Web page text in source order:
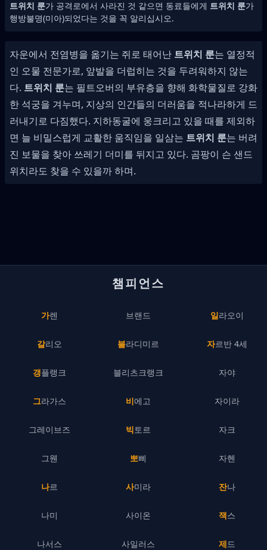
트위치 룬가 공격로에서 사라진 것 같으면 동료들에게 트위치 룬가
행방불명(미아)되었다는 것을 꼭 알리십시오.
자운에서 전염병을 옮기는 쥐로 태어난 트위치 룬는 열정적
인 오물 전문가로, 앞발을 더럽히는 것을 두려워하지 않는
다. 트위치 룬는 필트오버의 부유층을 향해 화학물질로 강화
한 석궁을 겨누며, 지상의 인간들의 더러움을 적나라하게 드
러내기로 다짐했다. 지하동굴에 웅크리고 있을 때를 제외하
면 늘 비밀스럽게 교활한 움직임을 일삼는 트위치 룬는 버려
진 보물을 찾아 쓰레기 더미를 뒤지고 있다. 곰팡이 슨 샌드
위치라도 찾을 수 있을까 하며.
챔피언스
가렌
갈리오
갱플랭크
그라가스
그레이브즈
그웬
나르
나미
나서스
브랜드
블라디미르
블리츠크랭크
비에고
빅토르
뽀삐
사미라
사이온
사일러스
일라오이
자르반 4세
자야
자이라
자크
자헨
잔나
잭스
제드